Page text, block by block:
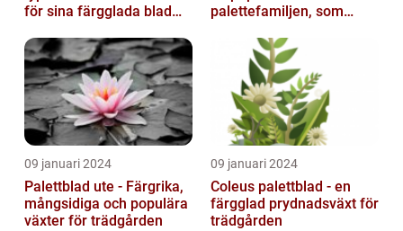
för sina färgglada blad
egenskaper...
palettefamiljen, som
mörka, nästan sv...
09 januari 2024
Palettblad ute - Färgrika,
mångsidiga och populära
växter för trädgården
09 januari 2024
Coleus palettblad - en
färgglad prydnadsväxt för
trädgården